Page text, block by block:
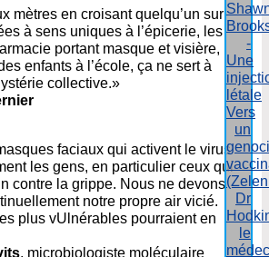
-
Une
létale
Vers
un
Dr
le
mètres en croisant quelqu’un sur
à sens uniques à l’épicerie, les
portant masque et visière,
enfants à l’école, ça ne sert à
collective.»
faciaux qui activent le virus
les gens, en particulier ceux qui
contre la grippe. Nous ne devons
notre propre air vicié.
plus vUlnérables pourraient en
, microbiologiste moléculaire